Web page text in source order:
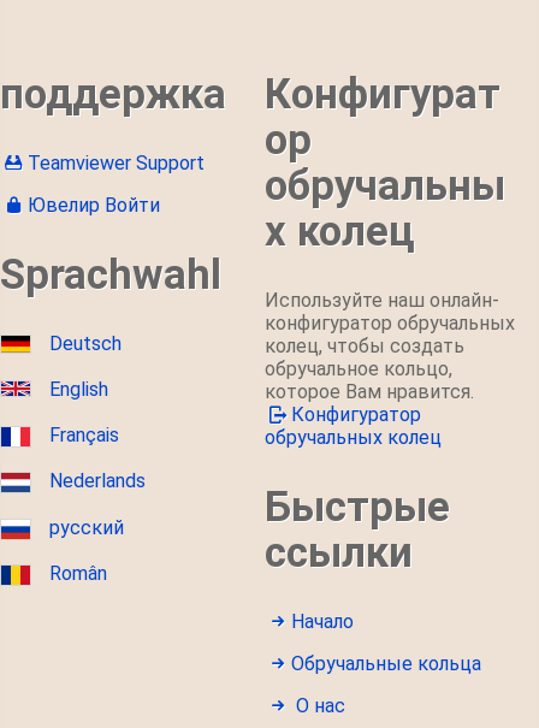
поддержка
Teamviewer Support
Ювелир Войти
Sprachwahl
Deutsch
English
Français
Nederlands
русский
Român
Конфигурат
ор
обручальны
х колец
Используйте наш онлайн-
конфигуратор обручальных
колец, чтобы создать
обручальное кольцо,
которое Вам нравится.
Конфигуратор
обручальных колец
Быстрые
ссылки
Начало
Обручальные кольца
О нас